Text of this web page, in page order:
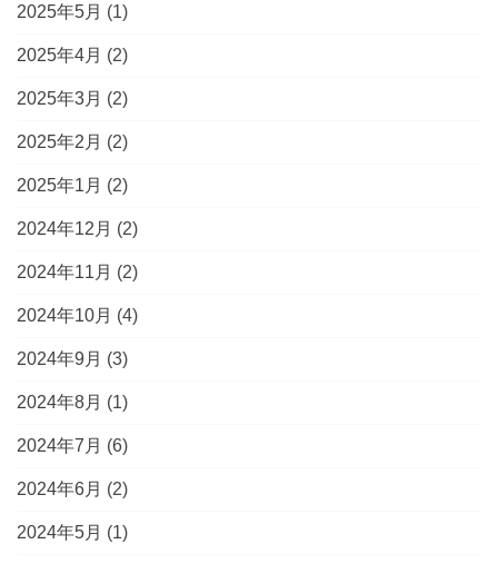
2025年5月 (1)
2025年4月 (2)
2025年3月 (2)
2025年2月 (2)
2025年1月 (2)
2024年12月 (2)
2024年11月 (2)
2024年10月 (4)
2024年9月 (3)
2024年8月 (1)
2024年7月 (6)
2024年6月 (2)
2024年5月 (1)